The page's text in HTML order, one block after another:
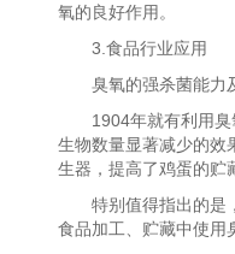
氧的良好作用。
3.食品行业应用
臭氧的强杀菌能力及
1904年就有利用臭氧
生物数量显著减少的效
生器，提高了鸡蛋的贮
特别值得指出的是，
食品加工、贮藏中使用